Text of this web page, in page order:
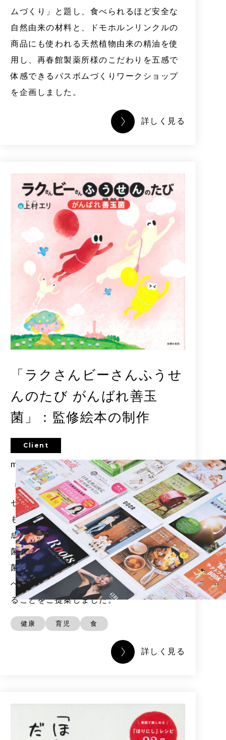
ムづくり」と題し、食べられるほど安全な
自然由来の材料と、ドモホルンリンクルの
商品にも使われる天然植物由来の精油を使
用し、再春館製薬所様のこだわりを五感で
体感できるバスボムづくりワークショップ
を企画しました。
詳しく見る
「ラクさんビーさんふうせ
んのたび がんばれ善玉
菌」：監修絵本の制作
Client
mizkan様
「気楽でおいしく、ちゃんと健康」をコン
セプトに、親子で一緒に楽しめて、食育に
も役立つ絵本の作成。新ブランドのメイン
成分である食物繊維によって活躍する腸内
菌たちをキャラクター化し、善玉菌と悪玉
菌の冒険を通じて、腸の健康を楽しく学
べ、小さなお子さんも楽しめる1冊を作成す
ることをご提案しました。
健康 育児 食
詳しく見る